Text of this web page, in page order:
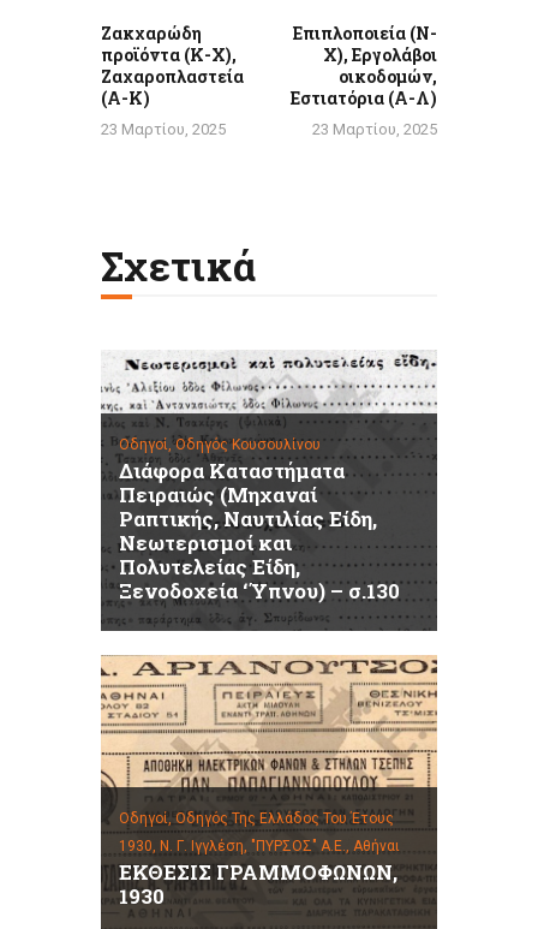
Ζακχαρώδη
προϊόντα (Κ-Χ),
Ζαχαροπλαστεία
(Α-Κ)
23 Μαρτίου, 2025
Επιπλοποιεία (Ν-
Χ), Εργολάβοι
οικοδομών,
Εστιατόρια (Α-Λ)
23 Μαρτίου, 2025
Σχετικά
Οδηγοί,Οδηγός Κουσουλίνου
Διάφορα Καταστήματα
Πειραιώς (Μηχαναί
Ραπτικής, Ναυτιλίας Είδη,
Νεωτερισμοί και
Πολυτελείας Είδη,
Ξενοδοχεία ‘Ύπνου) – σ.130
Οδηγοί, Οδηγός Της Ελλάδος Του Έτους
1930, Ν. Γ. Ιγγλέση, "ΠΥΡΣΟΣ" Α.Ε., Αθήναι
ΕΚΘΕΣΙΣ ΓΡΑΜΜΟΦΩΝΩΝ,
1930